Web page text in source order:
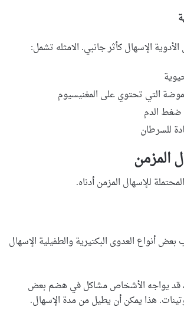
الإسهال كأثر جانبي. الامثله تشمل:
التي تحتوي على المغنيسيوم
ضغط الدم
للسرطان
المزمن
للإسهال المزمن أدناه.
أنواع العدوى البكتيرية والطفيلية الإسهال
قد يواجه الأشخاص مشاكل في هضم بعض
هذا يمكن أن يطيل من مدة الإسهال.